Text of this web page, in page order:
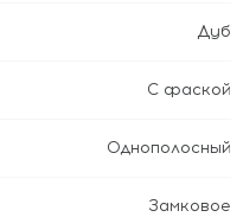
Дуб
С фаской
Однополосный
Замковое